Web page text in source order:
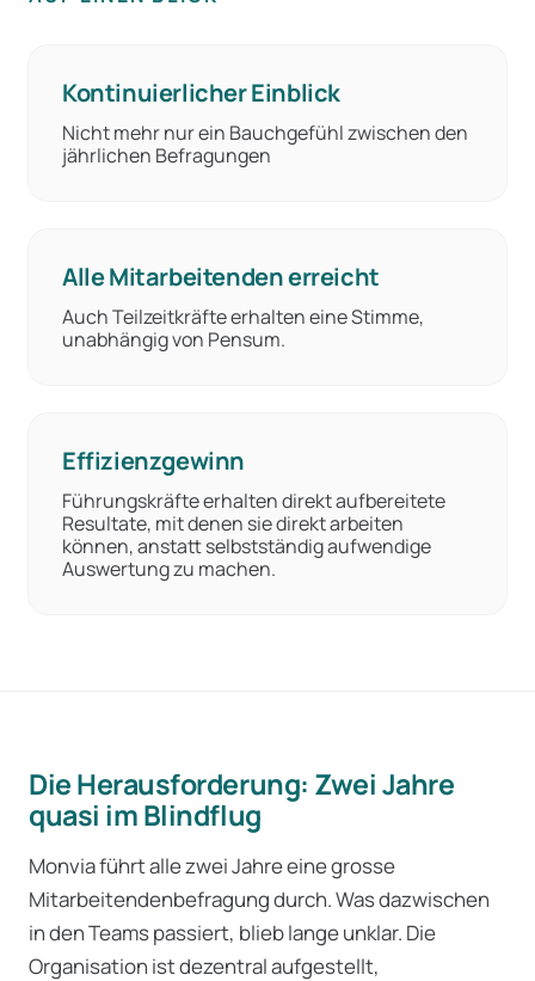
Kontinuierlicher Einblick
Nicht mehr nur ein Bauchgefühl zwischen den
jährlichen Befragungen
Alle Mitarbeitenden erreicht
Auch Teilzeitkräfte erhalten eine Stimme,
unabhängig von Pensum.
Effizienzgewinn
Führungskräfte erhalten direkt aufbereitete
Resultate, mit denen sie direkt arbeiten
können, anstatt selbstständig aufwendige
Auswertung zu machen.
Die Herausforderung: Zwei Jahre
quasi im Blindflug
Monvia führt alle zwei Jahre eine grosse
Mitarbeitendenbefragung durch. Was dazwischen
in den Teams passiert, blieb lange unklar. Die
Organisation ist dezentral aufgestellt,